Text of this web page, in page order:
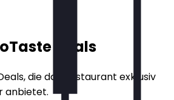
Deals
die das Restaurant exklusiv
anbietet.